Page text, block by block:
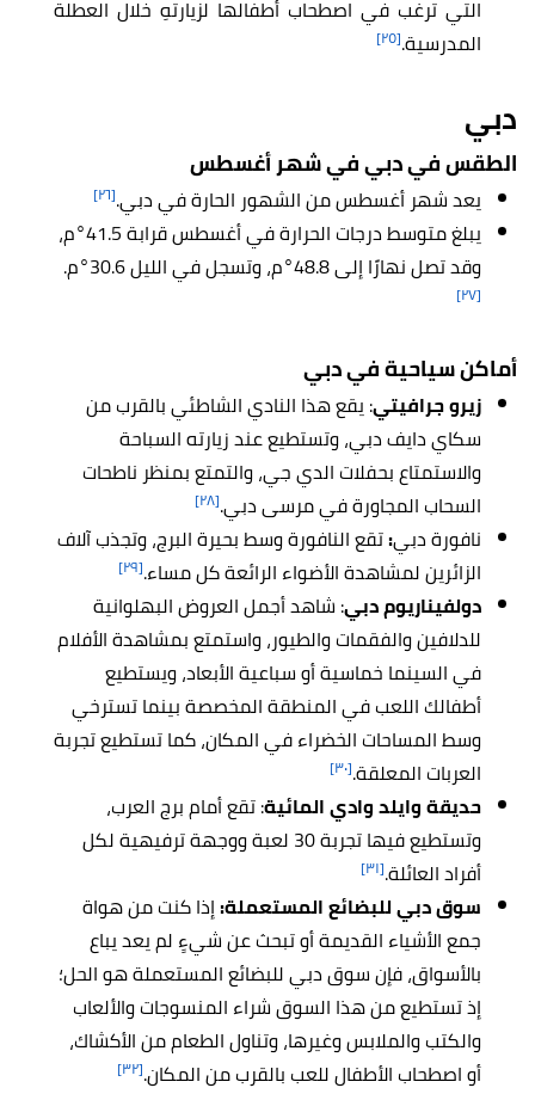
التي ترغب في اصطحاب أطفالها لزيارتهِ خلال العطلة
المدرسية.[٢٥]
دبي
الطقس في دبي في شهر أغسطس
يعد شهر أغسطس من الشهور الحارة في دبي.[٢٦]
يبلغ متوسط درجات الحرارة في أغسطس قرابة 41.5°م،
وقد تصل نهارًا إلى 48.8°م، وتسجل في الليل 30.6°م.
[٢٧]
أماكن سياحية في دبي
زيرو جرافيتي: يقع هذا النادي الشاطئي بالقرب من
سكاي دايف دبي، وتستطيع عند زيارته السباحة
والاستمتاع بحفلات الدي جي، والتمتع بمنظر ناطحات
السحاب المجاورة في مرسى دبي.[٢٨]
نافورة دبي:تقع النافورة وسط بحيرة البرج، وتجذب آلاف
الزائرين لمشاهدة الأضواء الرائعة كل مساء.[٢٩]
دولفيناريوم دبي: شاهد أجمل العروض البهلوانية
للدلافين والفقمات والطيور، واستمتع بمشاهدة الأفلام
في السينما خماسية أو سباعية الأبعاد، ويستطيع
أطفالك اللعب في المنطقة المخصصة بينما تسترخي
وسط المساحات الخضراء في المكان، كما تستطيع تجربة
العربات المعلقة.[٣٠]
حديقة وايلد وادي المائية: تقع أمام برج العرب،
وتستطيع فيها تجربة 30 لعبة ووجهة ترفيهية لكل
أفراد العائلة.[٣١]
سوق دبي للبضائع المستعملة:إذا كنت من هواة
جمع الأشياء القديمة أو تبحث عن شيءٍ لم يعد يباع
بالأسواق، فإن سوق دبي للبضائع المستعملة هو الحل؛
إذ تستطيع من هذا السوق شراء المنسوجات والألعاب
والكتب والملابس وغيرها، وتناول الطعام من الأكشاك،
أو اصطحاب الأطفال للعب بالقرب من المكان.[٣٢]